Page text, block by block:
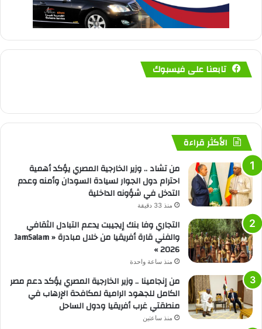
تابعنا على فيسبوك
الأكثر قراءة
من تشاد .. وزير الخارجية المصري يؤكد أهمية
احترام دول الجوار لسيادة السودان وأمنه وعدم
التدخل في شؤونه الداخلية
منذ 33 دقيقة
التجاري وفا بنك إيجيبت يدعم التبادل الثقافي
والفني قارة أفريقيا من خلال مبادرة « JamSalam
2026 »
منذ ساعة واحدة
من إنجامينا .. وزير الخارجية المصري يؤكد دعم مصر
الكامل للجهود الرامية لمكافحة الإرهاب في
منطقتي غرب أفريقيا ودول الساحل
منذ ساعتين